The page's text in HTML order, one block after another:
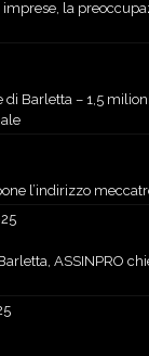
la
di Barletta – 1,5
l’indirizzo
ASSINPRO